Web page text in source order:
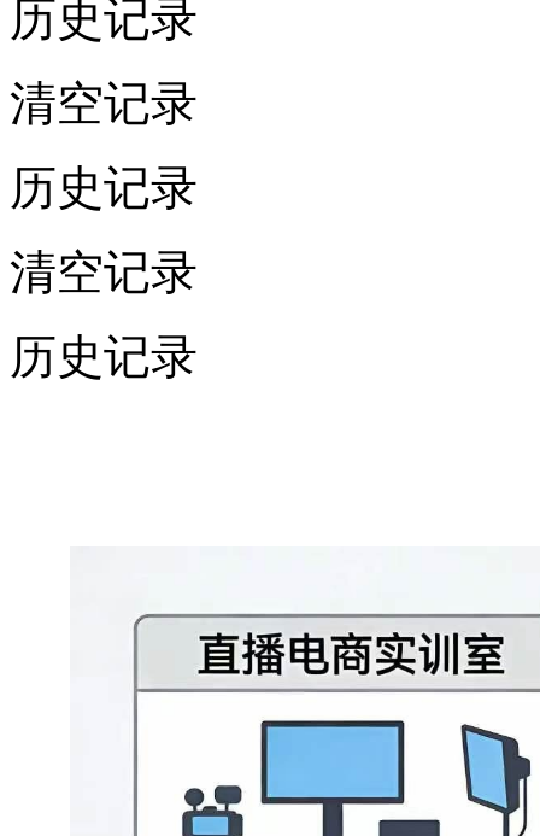
历史记录
清空记录
历史记录
清空记录
历史记录